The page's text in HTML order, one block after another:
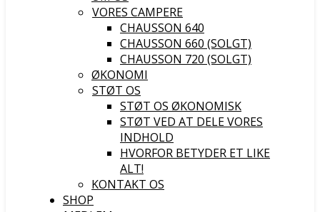
VORES CAMPERE
CHAUSSON 640
CHAUSSON 660 (SOLGT)
CHAUSSON 720 (SOLGT)
ØKONOMI
STØT OS
STØT OS ØKONOMISK
STØT VED AT DELE VORES
INDHOLD
HVORFOR BETYDER ET LIKE
ALT!
KONTAKT OS
SHOP